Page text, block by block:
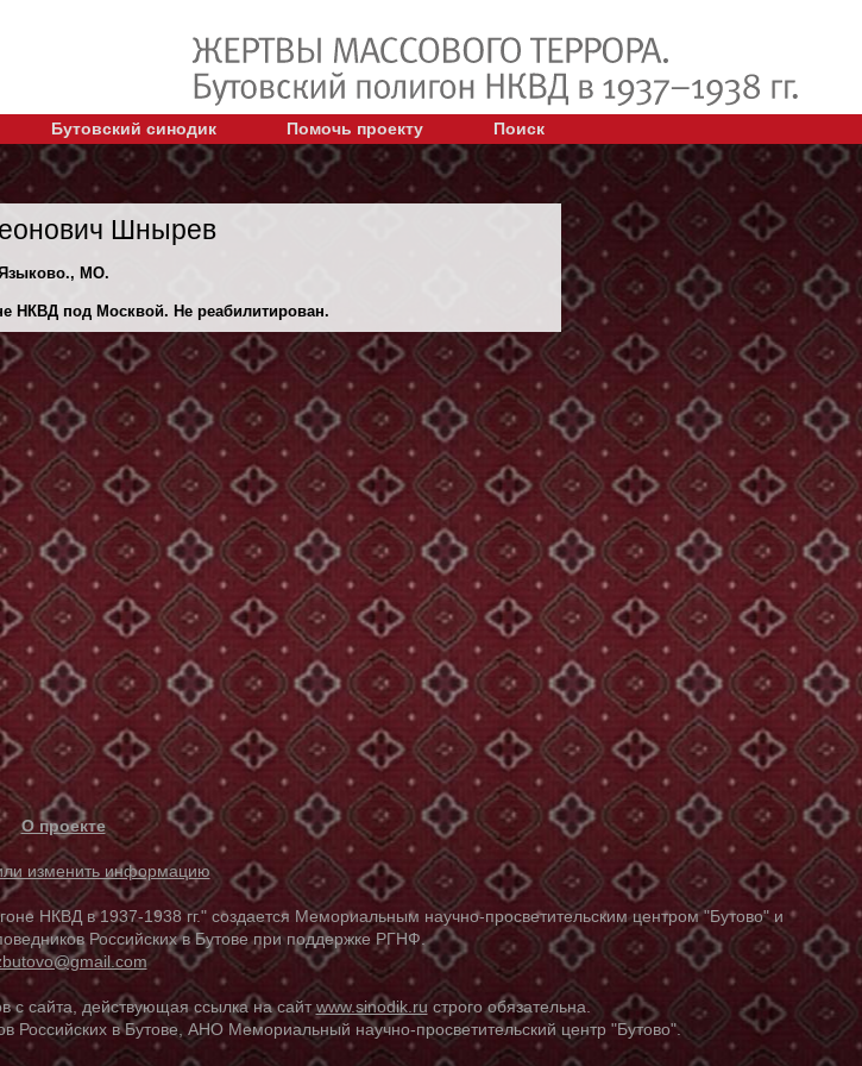
Бутовский синодик Помочь проекту Поиск
Шнырев
Языково., МО.
НКВД под Москвой. Не реабилитирован.
О проекте
изменить информацию
в 1937-1938 гг." создается Мемориальным научно-просветительским центром "Бутово" и
Российских в Бутове при поддержке РГНФ.
с сайта, действующая ссылка на сайтwww.sinodik.ru строго обязательна.
в Бутове, АНО Мемориальный научно-просветительский центр "Бутово".